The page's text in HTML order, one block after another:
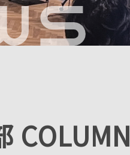
COLUMN